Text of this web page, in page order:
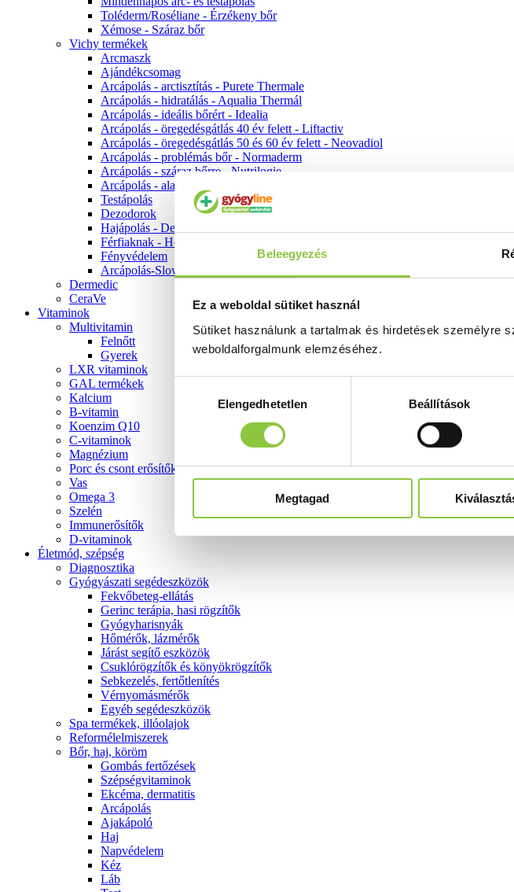
Beleegyezés
Ez a weboldal sütiket használ
Sütiket használunk a tartalmak és hirdetések személyre
weboldalforgalmunk elemzéséhez.
kiválasztásaElengedhetetlen Beállítások
Megtagad
Toléderm/Roséliane - Érzékeny bőr
Xémose - Száraz bőr
Vichy termékek
Arcmaszk
Ajándékcsomag
Arcápolás - arctisztítás - Purete Thermale
Arcápolás - hidratálás - Aqualia Thermál
Arcápolás - ideális bőrért - Idealia
Arcápolás - öregedésgátlás 40 év felett - Liftactiv
Arcápolás - öregedésgátlás 50 és 60 év felett - Neovadiol
Arcápolás - problémás bőr - Normaderm
Arcápolás - száraz bőrre - Nutrilogie
Arcápolás - alapozók
Testápolás
Dezodorok
Hajápolás - Dercos
Férfiaknak - Homme
Fényvédelem
Arcápolás-Slow Age
Dermedic
CeraVe
Vitaminok
Multivitamin
Felnőtt
Gyerek
LXR vitaminok
GAL termékek
Kalcium
B-vitamin
Koenzim Q10
C-vitaminok
Magnézium
Porc és csont erősítők
Vas
Omega 3
Szelén
Immunerősítők
D-vitaminok
Életmód, szépség
Diagnosztika
Gyógyászati segédeszközök
Fekvőbeteg-ellátás
Gerinc terápia, hasi rögzítők
Gyógyharisnyák
Hőmérők, lázmérők
Járást segítő eszközök
Csuklórögzítők és könyökrögzítők
Sebkezelés, fertőtlenítés
Vérnyomásmérők
Egyéb segédeszközök
Spa termékek, illóolajok
Reformélelmiszerek
Bőr, haj, köröm
Gombás fertőzések
Szépségvitaminok
Ekcéma, dermatitis
Arcápolás
Ajakápoló
Haj
Napvédelem
Kéz
Láb